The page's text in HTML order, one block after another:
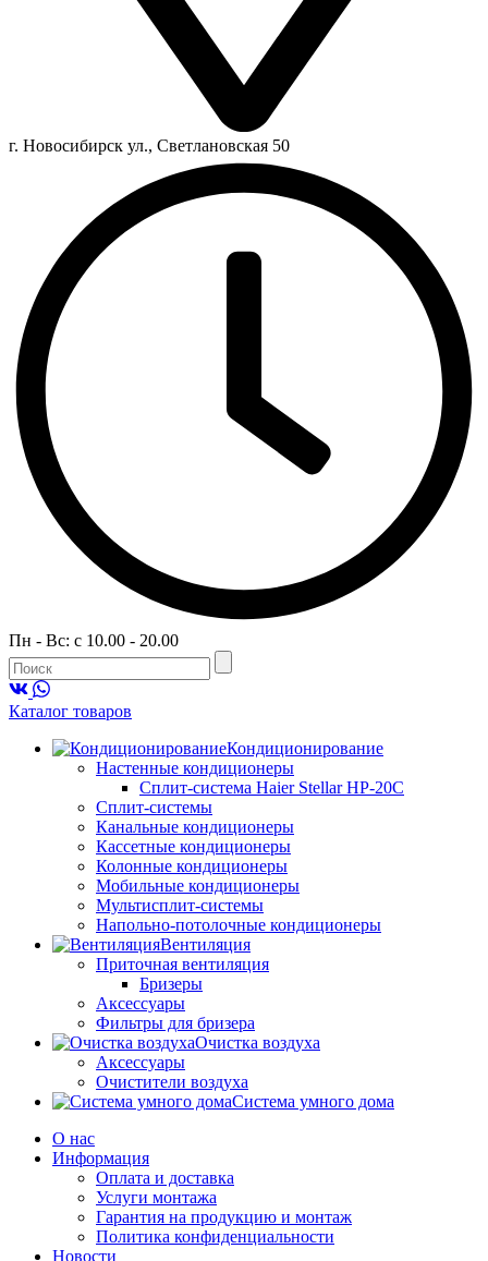
г. Новосибирск ул., Светлановская 50
Пн - Вс: c 10.00 - 20.00
Каталог товаров
Кондиционирование
Настенные кондиционеры
Сплит-система Haier Stellar HP-20C
Сплит-системы
Канальные кондиционеры
Кассетные кондиционеры
Колонные кондиционеры
Мобильные кондиционеры
Мультисплит-системы
Напольно-потолочные кондиционеры
Вентиляция
Приточная вентиляция
Бризеры
Аксессуары
Фильтры для бризера
Очистка воздуха
Аксессуары
Очистители воздуха
Система умного дома
О нас
Информация
Оплата и доставка
Услуги монтажа
Гарантия на продукцию и монтаж
Политика конфиденциальности
Новости